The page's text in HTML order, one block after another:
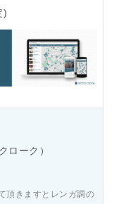
)
ローク）
頂きますとレンガ調の